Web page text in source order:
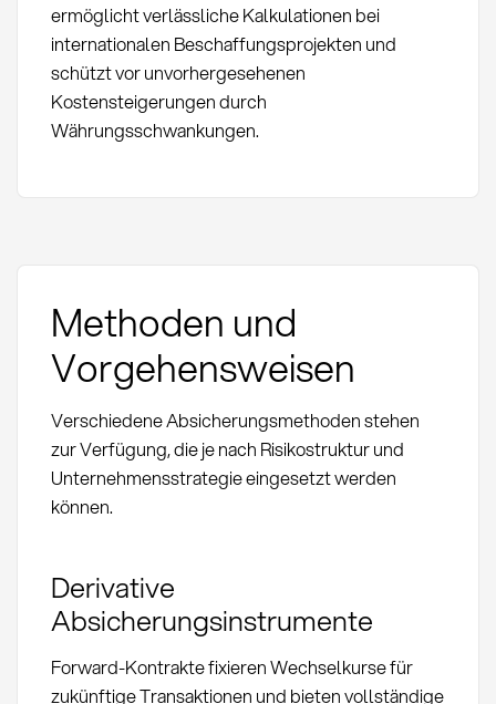
ermöglicht verlässliche Kalkulationen bei
internationalen Beschaffungsprojekten und
schützt vor unvorhergesehenen
Kostensteigerungen durch
Währungsschwankungen.
Methoden und
Vorgehensweisen
Verschiedene Absicherungsmethoden stehen
zur Verfügung, die je nach Risikostruktur und
Unternehmensstrategie eingesetzt werden
können.
Derivative
Absicherungsinstrumente
Forward-Kontrakte fixieren Wechselkurse für
zukünftige Transaktionen und bieten vollständige